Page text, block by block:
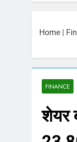
Home |
FINANCE
शेयर